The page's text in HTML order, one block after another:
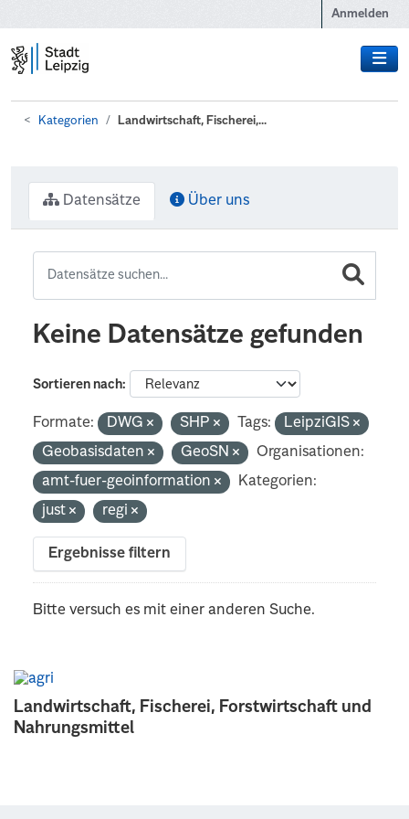
Anmelden
Kategorien Landwirtschaft, Fischerei,...
Landwirtschaft, Fischerei, Forstwirtschaft und
Nahrungsmittel
Datensätze Über uns
Keine Datensätze gefunden
Sortieren nach
Formate: DWG SHP Tags:
LeipziGIS
Geobasisdaten
GeoSN
Organisationen:
amt-fuer-geoinformation
Kategorien:
just
regi
Ergebnisse filtern
Bitte versuch es mit einer anderen Suche.